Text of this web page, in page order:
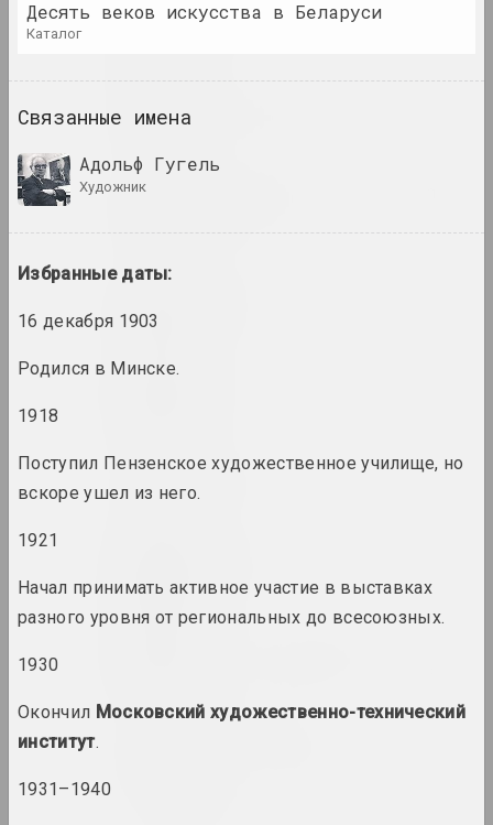
Александр Акуционок
дуэт
Юрий Алисевич
художник
Десять веков искусства в Беларуси
каталог
Связанные имена
Адольф Гугель
художник
Избранные даты:
16 декабря 1903
Родился в Минске.
1918
Поступил Пензенское художественное училище, но
вскоре ушел из него.
1921
Начал принимать активное участие в выставках
разного уровня от региональных до всесоюзных.
1930
Окончил Московский художественно-технический
институт.
1931–1940